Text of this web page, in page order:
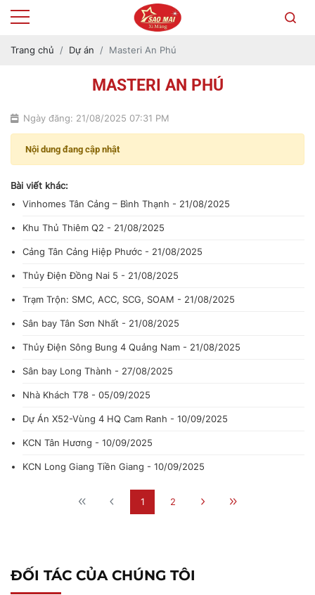
Trang chủ Dự án Masteri An Phú
MASTERI AN PHÚ
Ngày đăng: 21/08/2025 07:31 PM
Nội dung đang cập nhật
Bài viết khác:
Vinhomes Tân Cảng – Bình Thạnh - 21/08/2025
Khu Thủ Thiêm Q2 - 21/08/2025
Cảng Tân Cảng Hiệp Phước - 21/08/2025
Thủy Điện Đồng Nai 5 - 21/08/2025
Trạm Trộn: SMC, ACC, SCG, SOAM - 21/08/2025
Sân bay Tân Sơn Nhất - 21/08/2025
Thủy Điện Sông Bung 4 Quảng Nam - 21/08/2025
Sân bay Long Thành - 27/08/2025
Nhà Khách T78 - 05/09/2025
Dự Án X52-Vùng 4 HQ Cam Ranh - 10/09/2025
KCN Tân Hương - 10/09/2025
KCN Long Giang Tiền Giang - 10/09/2025
1 2
ĐỐI TÁC CỦA CHÚNG TÔI